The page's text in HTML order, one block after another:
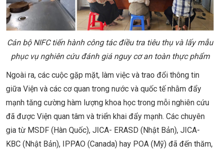
Cán bộ NIFC tiến hành công tác điều tra tiêu thụ và lấy mẫu
phục vụ nghiên cứu đánh giá nguy cơ an toàn thực phẩm
Ngoài ra, các cuộc gặp mặt, làm việc và trao đổi thông tin
giữa Viện và các cơ quan trong nước và quốc tế nhằm đẩy
mạnh tăng cường hàm lượng khoa học trong mỗi nghiên cứu
đã được Viện quan tâm và triển khai đẩy mạnh. Các chuyên
gia từ MSDF (Hàn Quốc), JICA- ERASD (Nhật Bản), JICA-
KBC (Nhật Bản), IPPAO (Canada) hay POA (Mỹ) đã đến thăm,